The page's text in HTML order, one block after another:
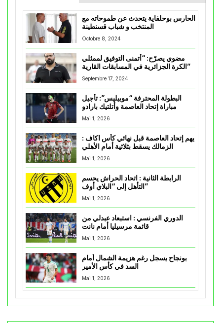
الحارس بوحلفاية يتحدث عن طموحاته مع
المنتخب و شباب قسنطينة
Octobre 8, 2024
مضوي يصرّح: “أتمنى التوفيق لممثلي
الكرة الجزائرية في المسابقات القارية”
Septembre 17, 2024
البطولة المحترفة “موبيليس”: تأجيل
مباراة إتحاد العاصمة وأتلتيك بارادو
Mai 1, 2026
يهم إتحاد العاصمة قبل نهائي كأس اكاف :
Mai 1, 2026
الرابطة الثانية : اتحاد الحراش يحسم
التأهل إلى “البلاي أوف”
Mai 1, 2026
الدوري الفرنسي : استبعاد عبدلي من
قائمة مرسيليا أمام نانت
Mai 1, 2026
بونجاح يسجل رغم هزيمة الشمال أمام
السد في كأس الأمير
Mai 1, 2026